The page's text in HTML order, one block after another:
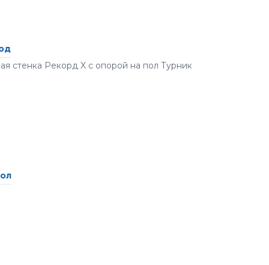
стенка Рекорд X с опорой на пол Турник